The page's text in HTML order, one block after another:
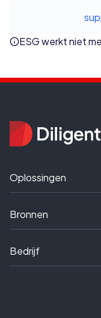
ESG werkt niet
Oplossingen
Bronnen
Bedrijf